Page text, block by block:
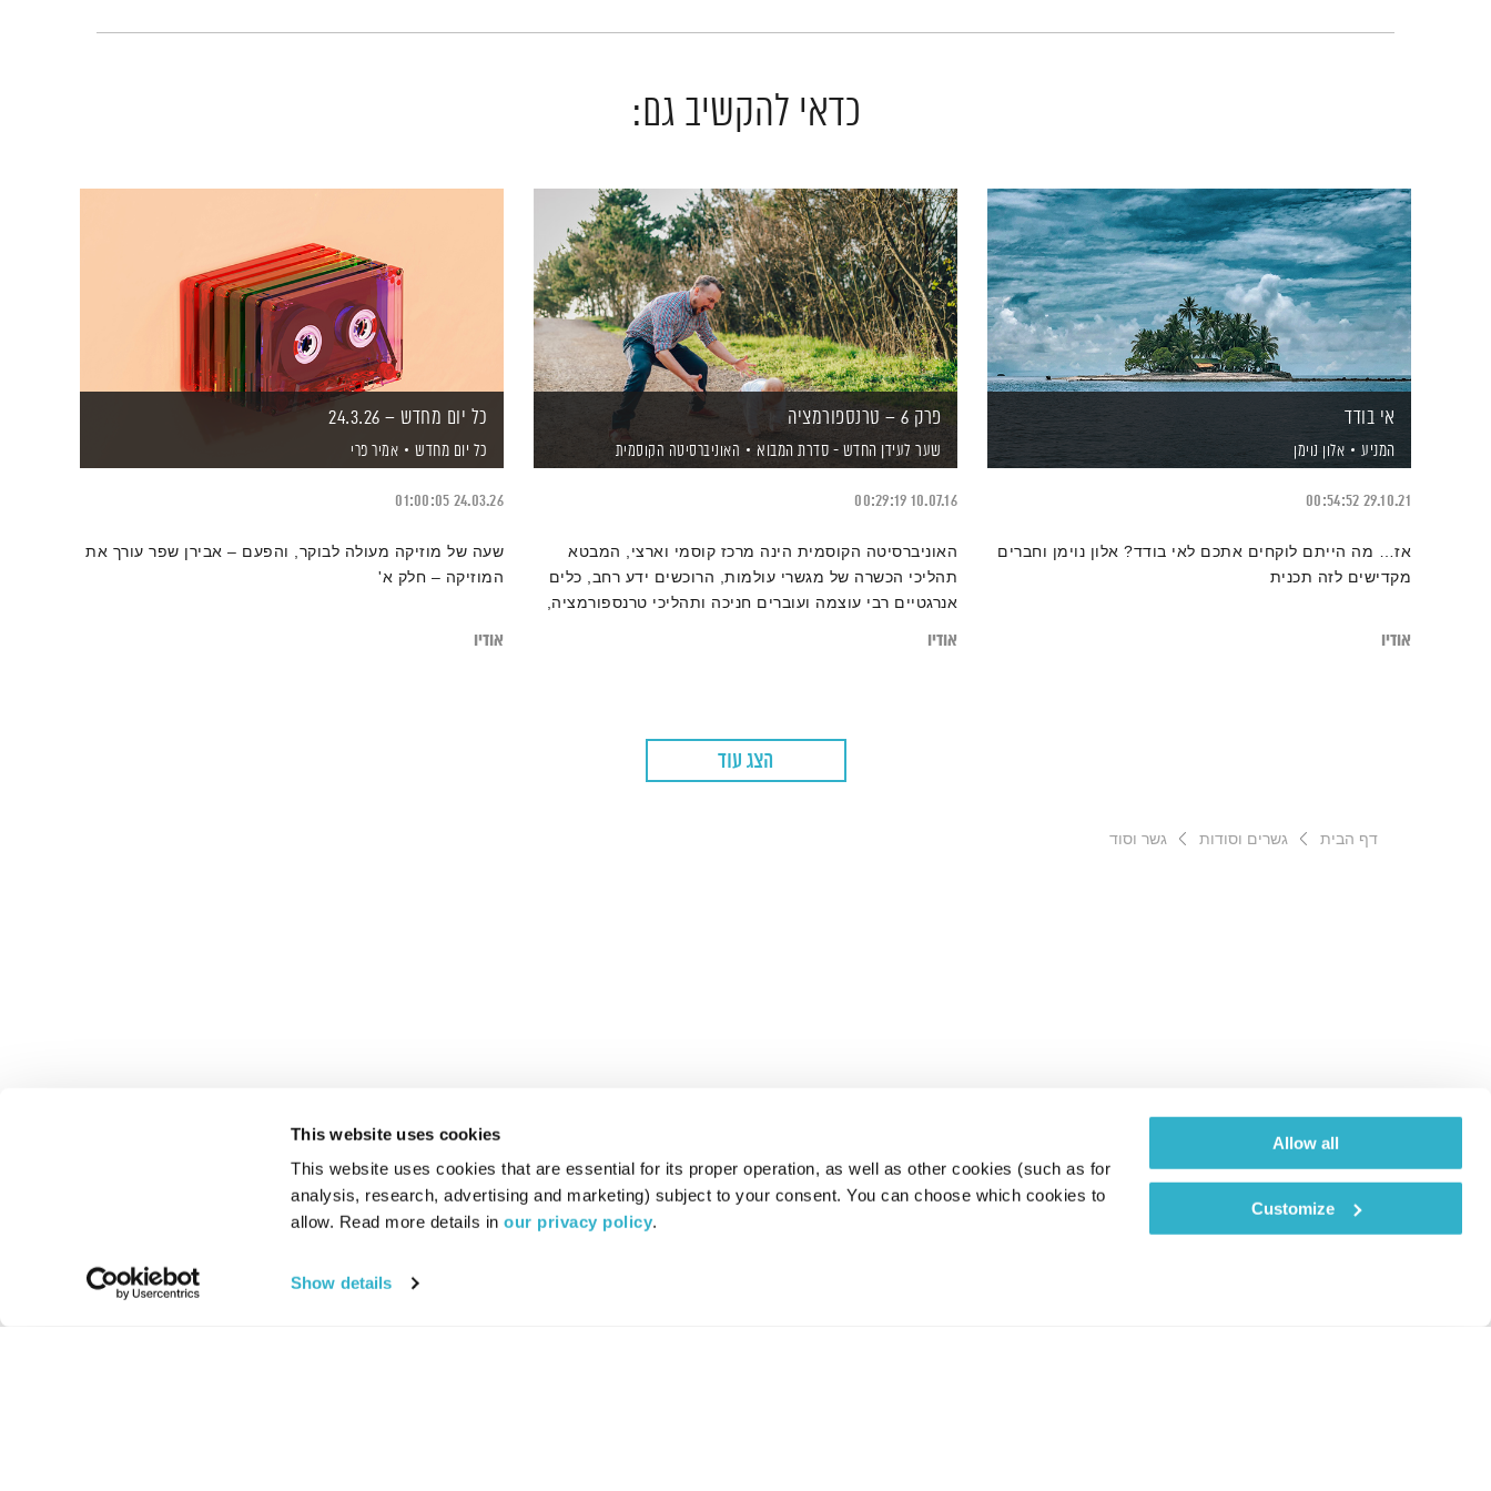
This website uses cookies
This website uses cookies that are essential for its proper operation, as well as other cookies (such as for
analysis, research, advertising and marketing) subject to your consent. You can choose which cookies to
allow. Read more details in our privacy policy.
Show details
Allow all
Customize
כדאי להקשיב גם:
אי בודד
המניע אלון נוימן
29.10.21
00:54:52
אז… מה הייתם לוקחים אתכם לאי בודד? אלון נוימן וחברים
מקדישים לזה תכנית
אודיו
פרק 6 – טרנספורמציה
שער לעידן החדש - סדרת המבוא האוניברסיטה הקוסמית
10.07.16
00:29:19
האוניברסיטה הקוסמית הינה מרכז קוסמי וארצי, המבטא
תהליכי הכשרה של מגשרי עולמות, הרוכשים ידע רחב, כלים
אנרגטיים רבי עוצמה ועוברים חניכה ותהליכי טרנספורמציה,
אודיו
כל יום מחדש – 24.3.26
כל יום מחדש אמיר פרי
24.03.26
01:00:05
שעה של מוזיקה מעולה לבוקר, והפעם – אבירן שפר עורך את
המוזיקה – חלק א'
אודיו
הצג עוד
דף הבית גשרים וסודות גשר וסוד